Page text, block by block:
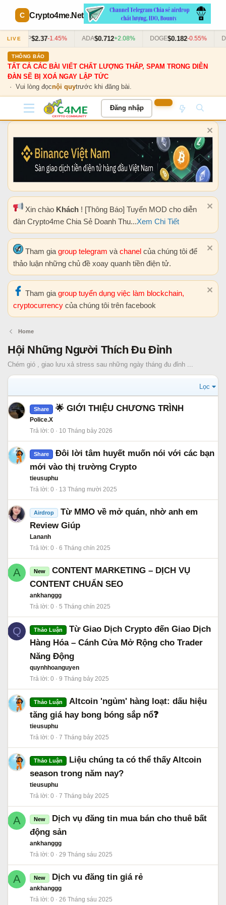
Crypto4me.Net
LIVE
XRP $2.37-1.45% ADA$0.712+2.08% DOGE$0.182-0.55%
THÔNG BÁO
TẤT CẢ CÁC BÀI VIẾT CHẤT LƯỢNG THẤP, SPAM TRONG DIỄN
ĐÀN SẼ BỊ XOÁ NGAY LẬP TỨC
· Vui lòng đọcnội quytrước khi đăng bài.
Đăng nhập
Xin chào Khách ! [Thông Báo] Tuyển MOD cho diễn
đàn Crypto4me Chia Sẻ Doanh Thu...Xem Chi Tiết
Tham gia group telegram và chanel của chúng tôi để
thảo luận những chủ đề xoay quanh tiền điện tử.
Tham gia group tuyển dụng việc làm blockchain,
cryptocurrency của chúng tôi trên facebook
Home
Hội Những Người Thích Đu Đỉnh
Chém gió , giao lưu xả stress sau những ngày tháng đu đỉnh ...
Lọc
Share 🌟 GIỚI THIỆU CHƯƠNG TRÌNH
Police.X
Trả lời 0 10 Tháng bảy 2026
Share
Đôi lời tâm huyết muốn nói với các bạn
mới vào thị trường Crypto
tieusuphu
Trả lời 0 13 Tháng mười 2025
Airdrop
Từ MMO về mở quán, nhờ anh em
Review Giúp
Lananh
Trả lời 0 6 Tháng chín 2025
A New
CONTENT MARKETING – DỊCH VỤ
CONTENT CHUẨN SEO
ankhanggg
Trả lời 0 5 Tháng chín 2025
Q Thảo Luận
Từ Giao Dịch Crypto đến Giao Dịch
Hàng Hóa – Cánh Cửa Mở Rộng cho Trader
Năng Động
quynhhoanguyen
Trả lời 0 9 Tháng bảy 2025
Thảo Luận
Altcoin 'ngủm' hàng loạt: dấu hiệu
tăng giá hay bong bóng sắp nổ❓
tieusuphu
Trả lời 0 7 Tháng bảy 2025
Thảo Luận
Liệu chúng ta có thể thấy Altcoin
season trong năm nay?
tieusuphu
Trả lời 0 7 Tháng bảy 2025
A New
Dịch vụ đăng tin mua bán cho thuê bất
động sản
ankhanggg
Trả lời 0 29 Tháng sáu 2025
A New Dịch vu đăng tin giá rẻ
ankhanggg
Trả lời 0 26 Tháng sáu 2025